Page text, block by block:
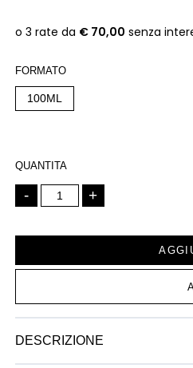
FORMATO
100ML
QUANTITA
- +
DESCRIZIONE